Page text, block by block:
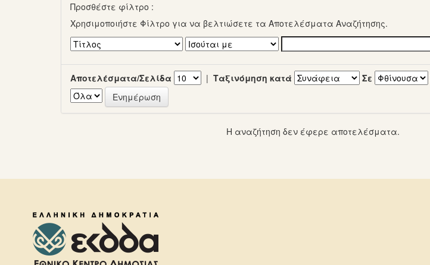
Προσθέστε φίλτρο :
Χρησιμοποιήστε Φίλτρο για να βελτιώσετε τα Αποτελέσματα Αναζήτησης.
Αποτελέσματα/Σελίδα | Ταξινόμηση κατά Σε
Η αναζήτηση δεν έφερε αποτελέσματα.